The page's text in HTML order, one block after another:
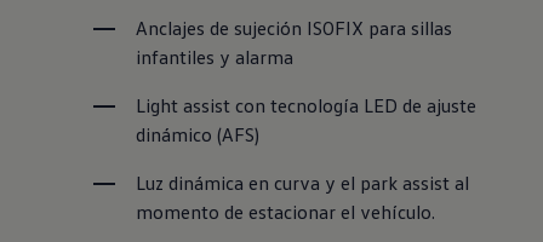
Anclajes de sujeción ISOFIX para sillas
infantiles y alarma
Light assist con tecnología LED de ajuste
dinámico (AFS)
Luz dinámica en curva y el park assist al
momento de estacionar el vehículo.